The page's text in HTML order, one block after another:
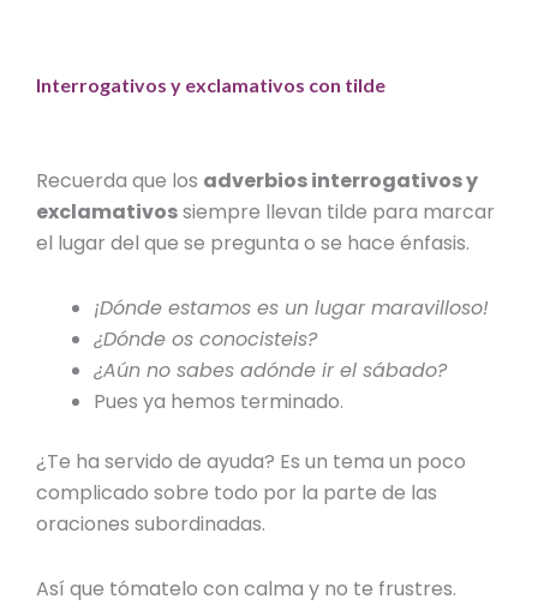
Interrogativos y exclamativos con tilde
Recuerda que los adverbios interrogativosy
exclamativossiempre llevan tilde para marcar
el lugar del que se pregunta o se hace énfasis.
¡Dónde estamos es un lugar maravilloso!
¿Dónde os conocisteis?
¿Aún no sabesadónde irel sábado?
Pues ya hemos terminado.
¿Te ha servido de ayuda? Es un tema un poco
complicado sobre todo por la parte de las
oraciones subordinadas.
Así que tómatelo con calma y no te frustres.